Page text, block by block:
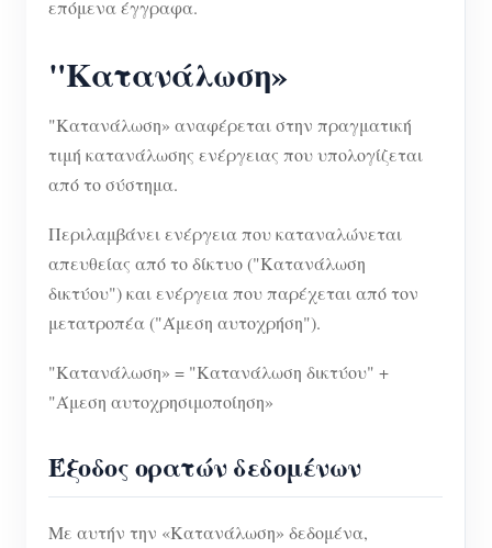
επόμενα έγγραφα.
"Κατανάλωση»
"Κατανάλωση» αναφέρεται στην πραγματική
τιμή κατανάλωσης ενέργειας που υπολογίζεται
από το σύστημα.
Περιλαμβάνει ενέργεια που καταναλώνεται
απευθείας από το δίκτυο ("Κατανάλωση
δικτύου") και ενέργεια που παρέχεται από τον
μετατροπέα ("Άμεση αυτοχρήση").
"Κατανάλωση» = "Κατανάλωση δικτύου" +
"Άμεση αυτοχρησιμοποίηση»
Έξοδος ορατών δεδομένων
Με αυτήν την «Κατανάλωση» δεδομένα,